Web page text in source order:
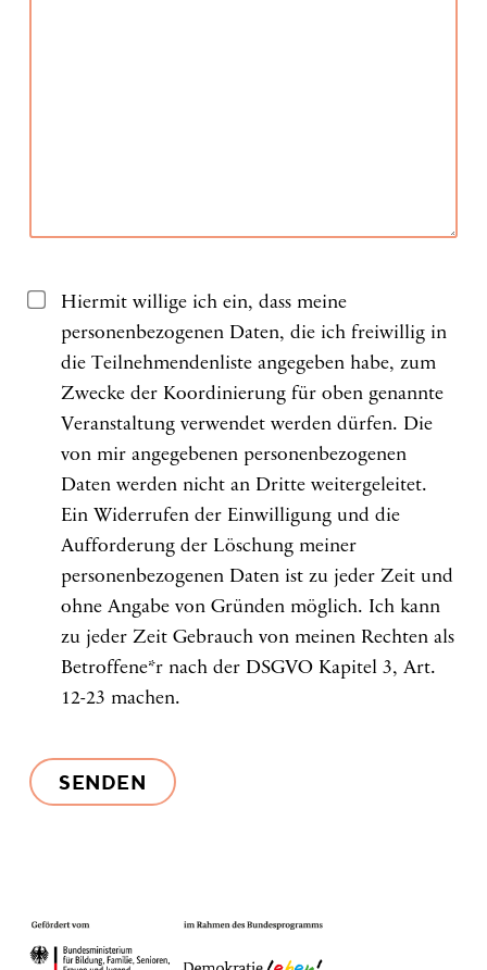
Hiermit willige ich ein, dass meine
personenbezogenen Daten, die ich freiwillig in
die Teilnehmendenliste angegeben habe, zum
Zwecke der Koordinierung für oben genannte
Veranstaltung verwendet werden dürfen. Die
von mir angegebenen personenbezogenen
Daten werden nicht an Dritte weitergeleitet.
Ein Widerrufen der Einwilligung und die
Aufforderung der Löschung meiner
personenbezogenen Daten ist zu jeder Zeit und
ohne Angabe von Gründen möglich. Ich kann
zu jeder Zeit Gebrauch von meinen Rechten als
Betroffene*r nach der DSGVO Kapitel 3, Art.
12-23 machen.
SENDEN